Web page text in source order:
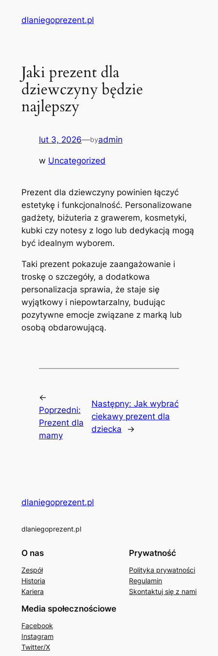
dlaniegoprezent.pl
Jaki prezent dla
dziewczyny będzie
najlepszy
lut 3, 2026—byadmin
w Uncategorized
Prezent dla dziewczyny powinien łączyć
estetykę i funkcjonalność. Personalizowane
gadżety, biżuteria z grawerem, kosmetyki,
kubki czy notesy z logo lub dedykacją mogą
być idealnym wyborem.
Taki prezent pokazuje zaangażowanie i
troskę o szczegóły, a dodatkowa
personalizacja sprawia, że staje się
wyjątkowy i niepowtarzalny, budując
pozytywne emocje związane z marką lub
osobą obdarowującą.
←
Poprzedni:
Prezent dla
mamy
Następny:Jak wybrać
ciekawy prezent dla
dziecka
→
dlaniegoprezent.pl
dlaniegoprezent.pl
O nas
Zespół
Historia
Kariera
Prywatność
Polityka prywatności
Regulamin
Skontaktuj się z nami
Media społecznościowe
Facebook
Instagram
Twitter/X